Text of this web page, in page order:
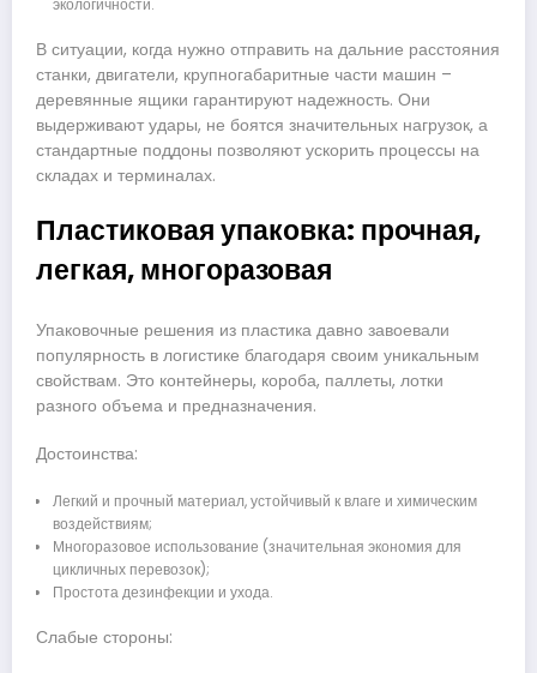
экологичности.
В ситуации, когда нужно отправить на дальние расстояния
станки, двигатели, крупногабаритные части машин –
деревянные ящики гарантируют надежность. Они
выдерживают удары, не боятся значительных нагрузок, а
стандартные поддоны позволяют ускорить процессы на
складах и терминалах.
Пластиковая упаковка: прочная,
легкая, многоразовая
Упаковочные решения из пластика давно завоевали
популярность в логистике благодаря своим уникальным
свойствам. Это контейнеры, короба, паллеты, лотки
разного объема и предназначения.
Достоинства:
Легкий и прочный материал, устойчивый к влаге и химическим
воздействиям;
Многоразовое использование (значительная экономия для
цикличных перевозок);
Простота дезинфекции и ухода.
Слабые стороны: